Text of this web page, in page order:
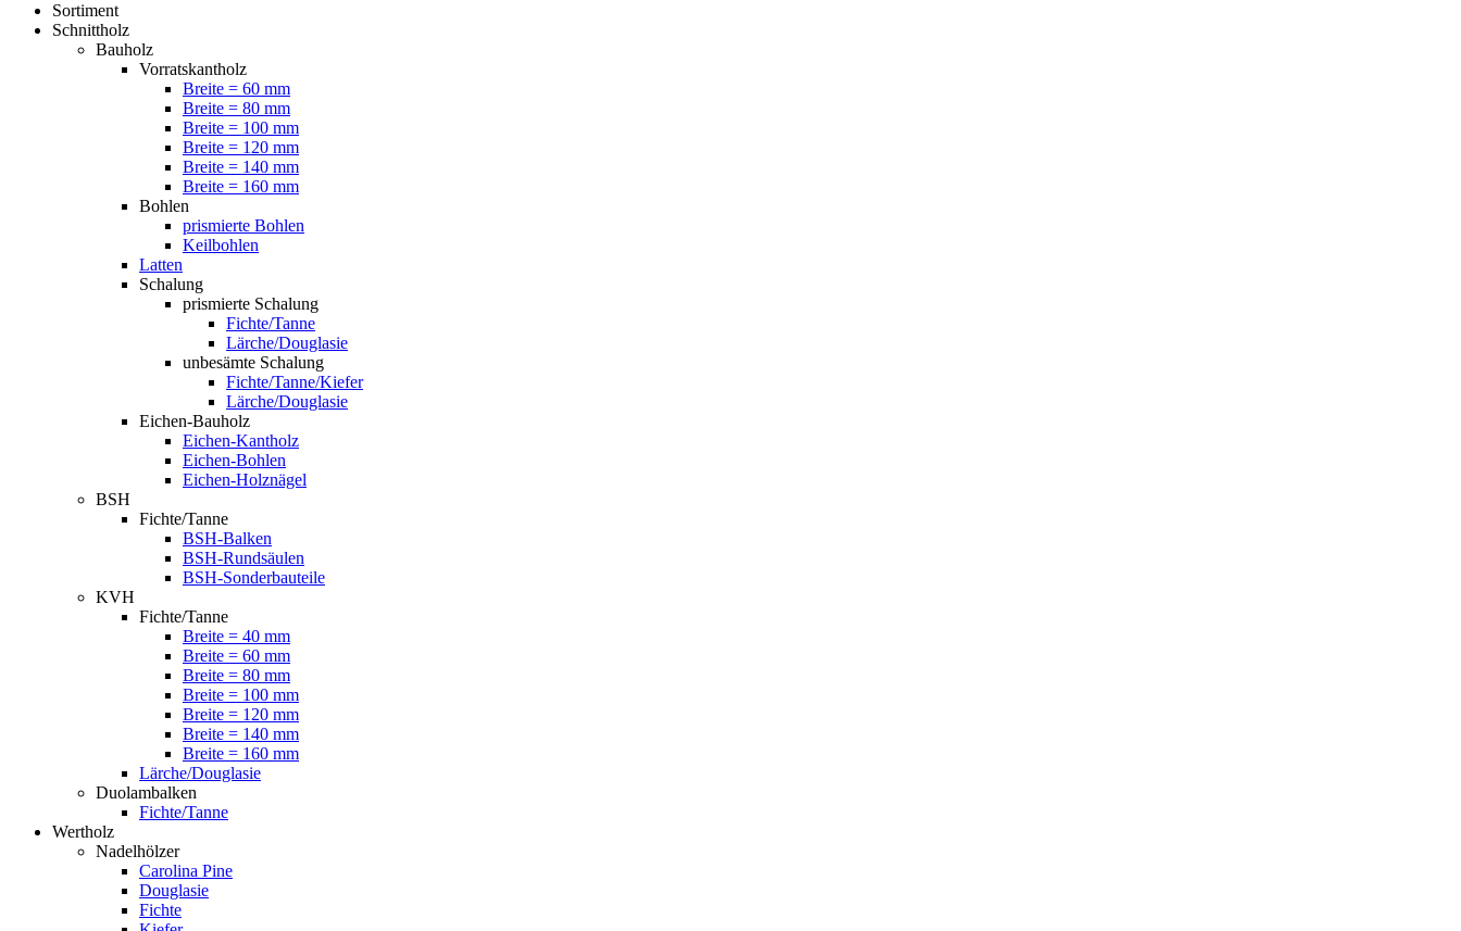
Sortiment
Schnittholz
Bauholz
Vorratskantholz
Breite = 60 mm
Breite = 80 mm
Breite = 100 mm
Breite = 120 mm
Breite = 140 mm
Breite = 160 mm
Bohlen
prismierte Bohlen
Keilbohlen
Latten
Schalung
prismierte Schalung
Fichte/Tanne
Lärche/Douglasie
unbesämte Schalung
Fichte/Tanne/Kiefer
Lärche/Douglasie
Eichen-Bauholz
Eichen-Kantholz
Eichen-Bohlen
Eichen-Holznägel
BSH
Fichte/Tanne
BSH-Balken
BSH-Rundsäulen
BSH-Sonderbauteile
KVH
Fichte/Tanne
Breite = 40 mm
Breite = 60 mm
Breite = 80 mm
Breite = 100 mm
Breite = 120 mm
Breite = 140 mm
Breite = 160 mm
Lärche/Douglasie
Duolambalken
Fichte/Tanne
Wertholz
Nadelhölzer
Carolina Pine
Douglasie
Fichte